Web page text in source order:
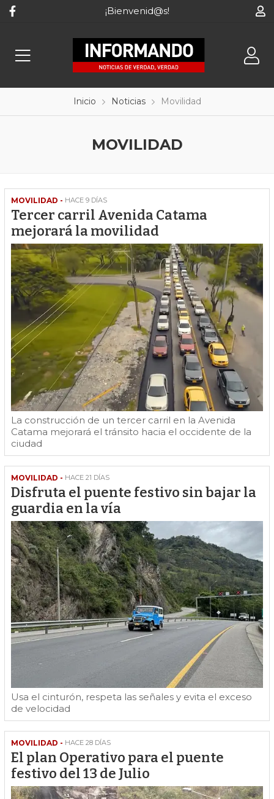
¡Bienvenid@s!
Inicio Noticias Movilidad
MOVILIDAD
MOVILIDAD - HACE 9 DÍAS
Tercer carril Avenida Catama
mejorará la movilidad
La construcción de un tercer carril en la Avenida
Catama mejorará el tránsito hacia el occidente de la
ciudad
MOVILIDAD - HACE 21 DÍAS
Disfruta el puente festivo sin bajar la
guardia en la vía
Usa el cinturón, respeta las señales y evita el exceso
de velocidad
MOVILIDAD - HACE 28 DÍAS
El plan Operativo para el puente
festivo del 13 de Julio